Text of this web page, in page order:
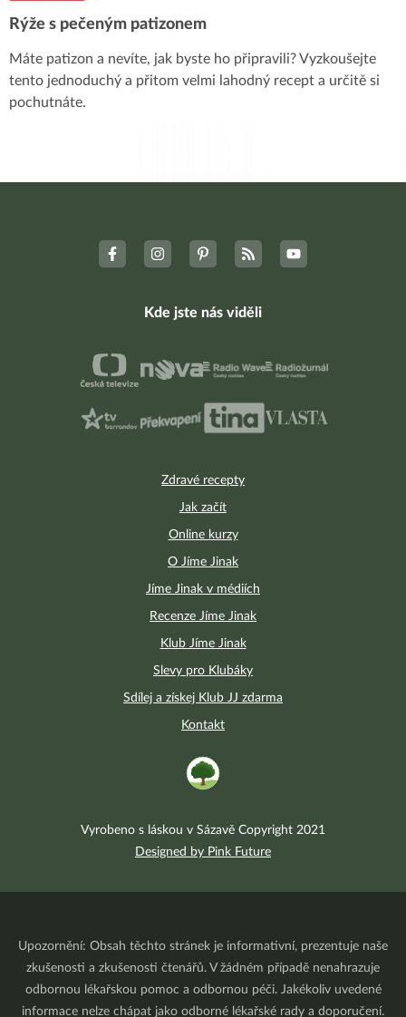
Rýže s pečeným patizonem
Máte patizon a nevíte, jak byste ho připravili? Vyzkoušejte
tento jednoduchý a přitom velmi lahodný recept a určitě si
pochutnáte.
Zdravé recepty
Jak začít
Online kurzy
O Jíme Jinak
Jíme Jinak v médiích
Recenze Jíme Jinak
Klub Jíme Jinak
Slevy pro Klubáky
Sdílej a získej Klub JJ zdarma
Kontakt
Kde jste nás viděli
Vyrobeno s láskou v Sázavě Copyright 2021
Designed by Pink Future
Upozornění: Obsah těchto stránek je informativní, prezentuje naše
zkušenosti a zkušenosti čtenářů. V žádném případě nenahrazuje
odbornou lékařskou pomoc a odbornou péči. Jakékoliv uvedené
informace nelze chápat jako odborné lékařské rady a doporučení.